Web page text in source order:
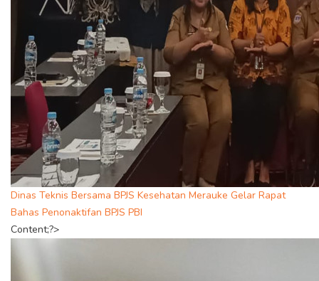
Dinas Teknis Bersama BPJS Kesehatan Merauke Gelar Rapat
Bahas Penonaktifan BPJS PBI
Content;?>